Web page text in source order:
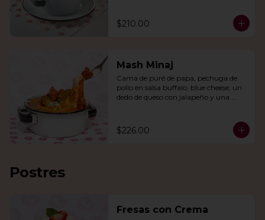
$210.00
Mash Minaj
Cama de puré de papa, pechuga de
pollo en salsa buffalo, blue cheese, un
dedo de queso con jalapeño y una
$226.00
Postres
Fresas con Crema